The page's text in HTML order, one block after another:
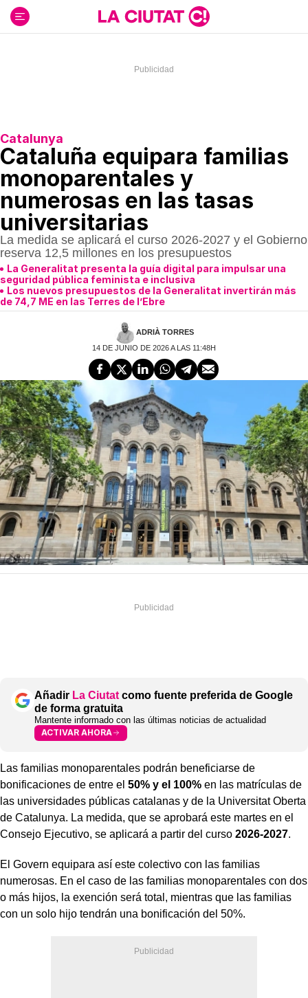
contenido
Catalunya
Cataluña equipara familias
monoparentales y
numerosas en las tasas
universitarias
La medida se aplicará el curso 2026-2027 y el Gobierno
reserva 12,5 millones en los presupuestos
La Generalitat presenta la guía digital para impulsar una
seguridad pública feminista e inclusiva
Los nuevos presupuestos de la Generalitat invertirán más
de 74,7 ME en las Terres de l’Ebre
ADRIÀ TORRES
14 DE JUNIO DE 2026 A LAS 11:48H
Añadir La Ciutat como fuente preferida de Google
de forma gratuita
Mantente informado con las últimas noticias de actualidad
ACTIVAR AHORA
Las familias monoparentales podrán beneficiarse de
bonificaciones de entre el 50% y el 100% en las matrículas de
las universidades públicas catalanas y de la Universitat Oberta
de Catalunya. La medida, que se aprobará este martes en el
Consejo Ejecutivo, se aplicará a partir del curso 2026-2027.
El Govern equipara así este colectivo con las familias
numerosas. En el caso de las familias monoparentales con dos
o más hijos, la exención será total, mientras que las familias
con un solo hijo tendrán una bonificación del 50%.